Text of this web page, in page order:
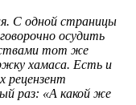
С одной страницы
осудить
тот же
хамаса. Есть и
рецензент
раз: «А какой же